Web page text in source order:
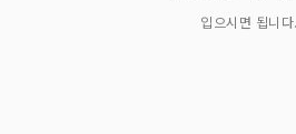
입으시면 됩니다.